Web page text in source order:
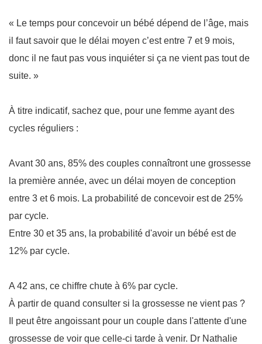
« Le temps pour concevoir un bébé dépend de l’âge, mais
il faut savoir que le délai moyen c’est entre 7 et 9 mois,
donc il ne faut pas vous inquiéter si ça ne vient pas tout de
suite. »
À titre indicatif, sachez que, pour une femme ayant des
cycles réguliers :
Avant 30 ans, 85% des couples connaîtront une grossesse
la première année, avec un délai moyen de conception
entre 3 et 6 mois. La probabilité de concevoir est de 25%
par cycle.
Entre 30 et 35 ans, la probabilité d'avoir un bébé est de
12% par cycle.
A 42 ans, ce chiffre chute à 6% par cycle.
À partir de quand consulter si la grossesse ne vient pas ?
Il peut être angoissant pour un couple dans l'attente d'une
grossesse de voir que celle-ci tarde à venir. Dr Nathalie